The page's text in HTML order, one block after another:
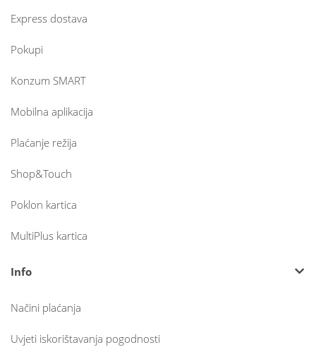
Express dostava
Pokupi
Konzum SMART
Mobilna aplikacija
Plaćanje režija
Shop&Touch
Poklon kartica
MultiPlus kartica
Info
Načini plaćanja
Uvjeti iskorištavanja pogodnosti